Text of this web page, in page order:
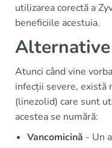
utilizarea corectă a
beneficiile acestuia.
Atunci când vine
infecții severe, există
(linezolid) care sunt
acestea se numără:
Vancomicină - Un